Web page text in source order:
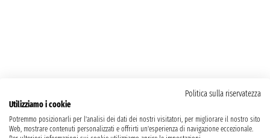
Politica sulla riservatezza
Utilizziamo i cookie
Potremmo posizionarli per l'analisi dei dati dei nostri visitatori, per migliorare il nostro sito
Web, mostrare contenuti personalizzati e offrirti un'esperienza di navigazione eccezionale.